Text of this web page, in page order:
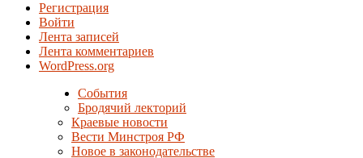
Регистрация
Войти
Лента записей
Лента комментариев
WordPress.org
События
Бродячий лекторий
Краевые новости
Вести Минстроя РФ
Новое в законодательстве